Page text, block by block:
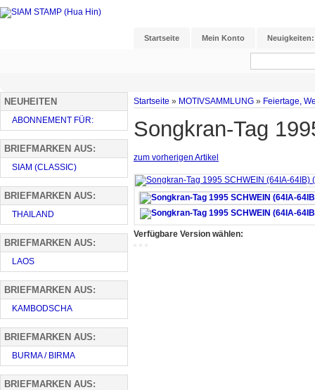
Startseite Mein Konto Neuigkeiten:
Startseite » MOTIVSAMMLUNG » Feiertage,
Songkran-Tag
zum vorherigen Artikel
Verfügbare Version wählen:
NEUHEITEN
ABONNEMENT FÜR:
BRIEFMARKEN AUS:
SIAM (CLASSIC)
BRIEFMARKEN AUS:
THAILAND
BRIEFMARKEN AUS:
LAOS
BRIEFMARKEN AUS:
KAMBODSCHA
BRIEFMARKEN AUS:
BURMA / BIRMA
BRIEFMARKEN AUS: